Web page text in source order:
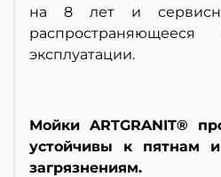
на 8 лет и
эксплуатации.
Мойки ARTGRANIT®
устойчивы к пятнам
загрязнениям.